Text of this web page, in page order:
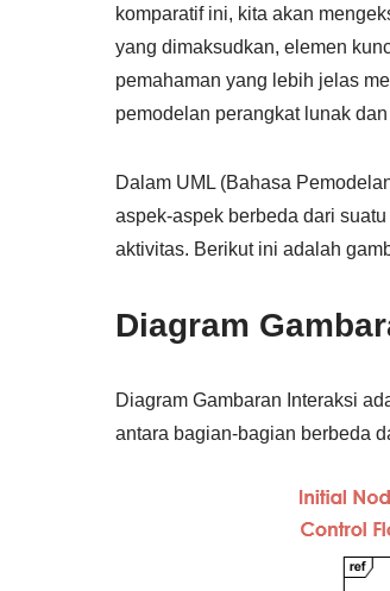
komparatif ini, kita akan
yang dimaksudkan, elemen
pemahaman yang lebih jelas
pemodelan perangkat lunak
Dalam UML (Bahasa
aspek-aspek berbeda dari
aktivitas. Berikut ini adalah
Diagram
Diagram Gambaran Interaksi
antara bagian-bagian berbeda